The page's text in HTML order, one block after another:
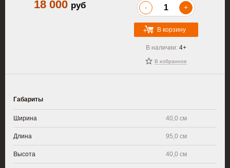
18 000 руб - +
В корзину
В наличии: 4+
В избранное
Габариты
Ширина 40,0 см
Длина 95,0 см
Высота 40,0 см